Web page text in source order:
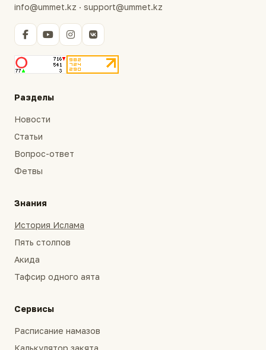
info@ummet.kz · support@ummet.kz
Разделы
Новости
Статьи
Вопрос-ответ
Фетвы
Знания
История Ислама
Пять столпов
Акида
Тафсир одного аята
Сервисы
Расписание намазов
Калькулятор закята